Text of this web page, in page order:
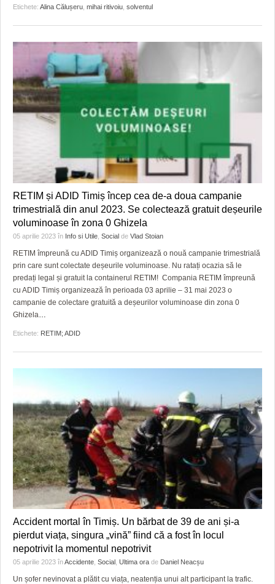
Etichete: Alina Călușeru mihai ritivoiu solventul
RETIM și ADID Timiș încep cea de-a doua campanie
trimestrială din anul 2023. Se colectează gratuit deșeurile
voluminoase în zona 0 Ghizela
05 aprilie 2023 în Info si Utile Social de Vlad Stoian
RETIM împreună cu ADID Timiș organizează o nouă campanie trimestrială
prin care sunt colectate deșeurile voluminoase. Nu ratați ocazia să le
predați legal și gratuit la containerul RETIM! Compania RETIM împreună
cu ADID Timiș organizează în perioada 03 aprilie – 31 mai 2023 o
campanie de colectare gratuită a deșeurilor voluminoase din zona 0
Ghizela
Etichete: RETIM; ADID
Accident mortal în Timiș. Un bărbat de 39 de ani și-a
pierdut viața, singura „vină” fiind că a fost în locul
nepotrivit la momentul nepotrivit
05 aprilie 2023 înAccidente Social Ultima ora de Daniel Neacșu
Un șofer nevinovat a plătit cu viața, neatenția unui alt participant la trafic.